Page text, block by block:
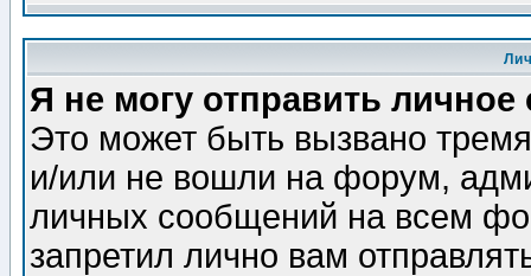
Я не могу отправить
Это может быть вызвано
и/или не вошли на форум,
личных сообщений на всем
запретил лично вам